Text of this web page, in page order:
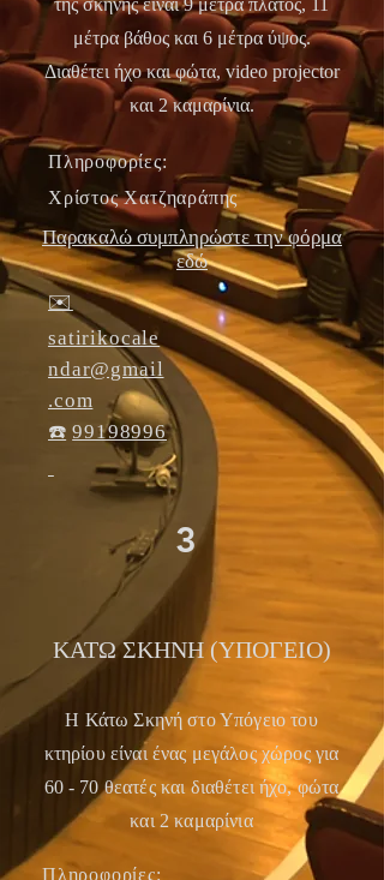
της σκηνής είναι 9 μέτρα πλάτος, 11
μέτρα βάθος και 6 μέτρα ύψος.
Διαθέτει ήχο και φώτα, video projector
και 2 καμαρίνια.
Πληροφορίες:
Χρίστος Χατζηαράπης
Παρακαλώ συμπληρώστε την φόρμα
εδώ
✉️
satirikocale
ndar@gmail
.com
☎️ 99198996
3
ΚΑΤΩ ΣΚΗΝΗ (ΥΠΟΓΕΙΟ)
Η Κάτω Σκηνή στο Υπόγειο του
κτηρίου είναι ένας μεγάλος χώρος για
60 - 70 θεατές και διαθέτει ήχο, φώτα
και 2 καμαρίνια
Πληροφορίες: